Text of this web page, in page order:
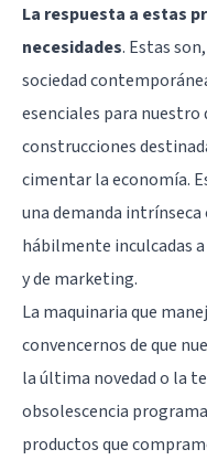
La respuesta a estas
necesidades. Estas
sociedad
esenciales para nuestro
construcciones
cimentar la economía.
una demanda
hábilmente inculcadas
y de marketing.
La maquinaria que
convencernos de que
la última novedad o la
obsolescencia
productos que